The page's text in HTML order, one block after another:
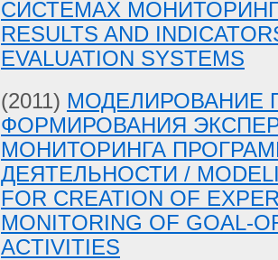
СИСТЕМАХ МОНИТОРИНГА
RESULTS AND
EVALUATION SYSTEMS
(2011) МОДЕЛИРОВАНИЕ
ФОРМИРОВАНИЯ
МОНИТОРИНГА
ДЕЯТЕЛЬНОСТИ /
FOR CREATION OF
MONITORING OF GOAL-
ACTIVITIES